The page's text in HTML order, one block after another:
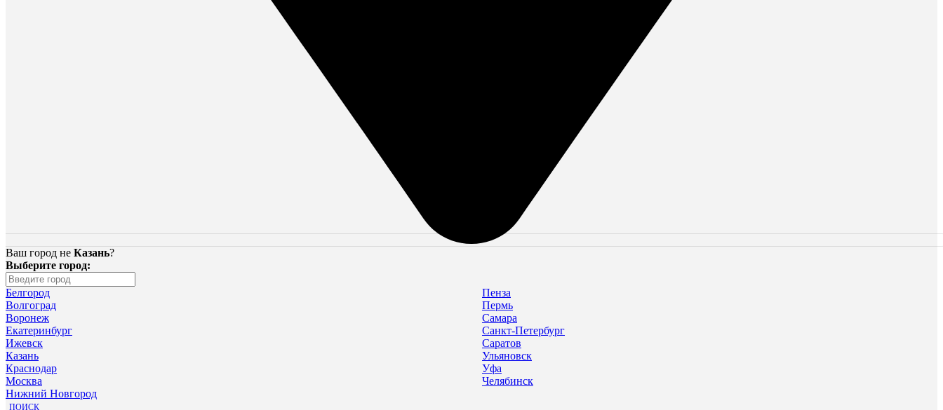
Ваш город не Казань?
Выберите город:
Белгород
Волгоград
Воронеж
Екатеринбург
Ижевск
Казань
Краснодар
Москва
Нижний Новгород
Пенза
Пермь
Самара
Санкт-Петербург
Саратов
Ульяновск
Уфа
Челябинск
ПОИСК